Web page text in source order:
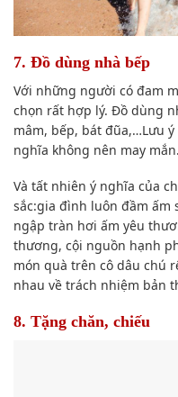
7. Đồ dùng nhà bếp
Với những người có đam
chọn rất hợp lý. Đồ dùng
mâm, bếp, bát đũa,…Lưu
nghĩa không nên may mắn.
Và tất nhiên ý nghĩa của
sắc:gia đình luôn đầm ấm
ngập tràn hơi ấm yêu
thương, cội nguồn hạnh
món quà trên cô dâu chú
nhau về trách nhiệm bản
8. Tặng chăn, chiếu